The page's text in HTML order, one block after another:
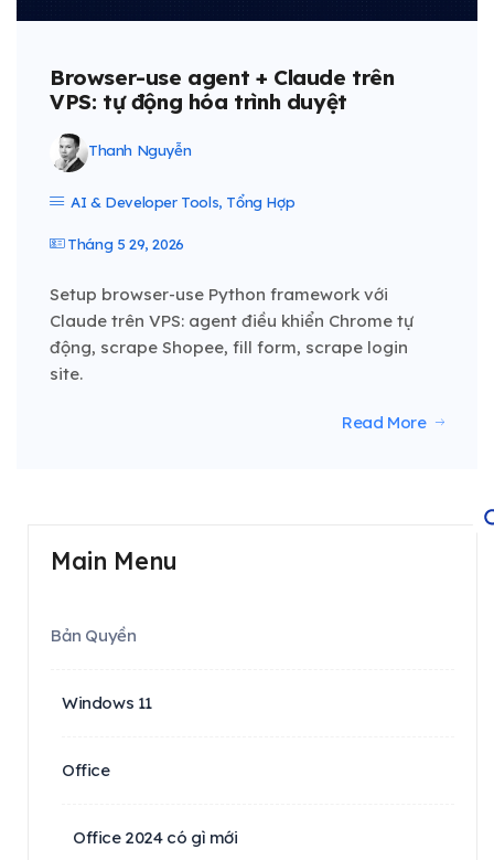
Browser-use agent + Claude trên
VPS: tự động hóa trình duyệt
Thanh Nguyễn
AI & Developer Tools, Tổng Hợp
Tháng 5 29, 2026
Setup browser-use Python framework với
Claude trên VPS: agent điều khiển Chrome tự
động, scrape Shopee, fill form, scrape login
site.
Read More
Main Menu
Bản Quyền
Windows 11
Office
Office 2024 có gì mới